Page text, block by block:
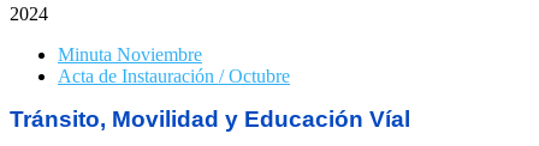
2024
Minuta Noviembre
Acta de Instauración / Octubre
Tránsito, Movilidad y Educación Víal